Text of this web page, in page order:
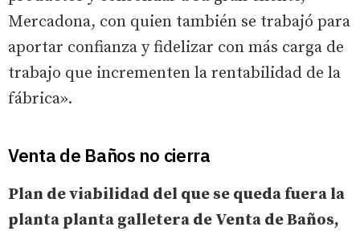
Mercadona, con quien también se trabajó para
aportar confianza y fidelizar con más carga de
trabajo que incrementen la rentabilidad de la
fábrica».
Venta de Baños no cierra
Plan de viabilidad del que se queda fuera la
planta planta galletera de Venta de Baños,